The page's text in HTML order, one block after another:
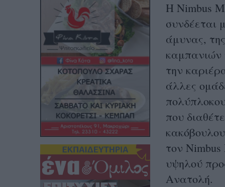
Η Nimbus
συνδέεται
άμυνας,
καμπανιών
την
άλλες
που
τον
υψηλού
Ανατολή.